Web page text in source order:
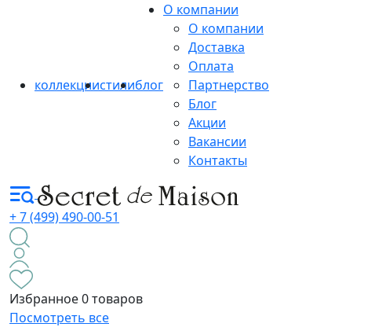
коллекциистилиблог
О компании
О компании
Доставка
Оплата
Партнерство
Блог
Акции
Вакансии
Контакты
+ 7 (499) 490-00-51
Избранное0 товаров
Посмотреть все